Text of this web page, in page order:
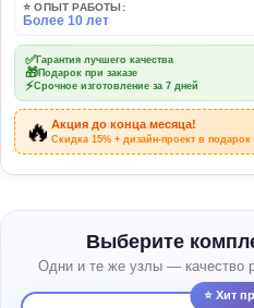
⭐ ОПЫТ РАБОТЫ:
Более 10 лет
✅Гарантия лучшего качества
🎁 Подарок при заказе
⚡Срочное изготовление за 7 дней
🔥Акция до конца месяца!
Скидка 15% + дизайн-проект в подарок
Выберите
Одни и те же узлы — качество
⭐ Хит